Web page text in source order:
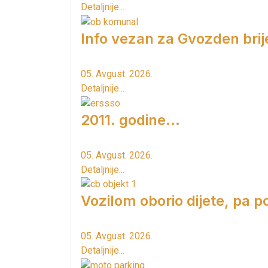
Detaljnije...
Info vezan za Gvozden
05. Avgust. 2026.
Detaljnije...
2011. godine...
05. Avgust. 2026.
Detaljnije...
Vozilom oborio dijete, pa
05. Avgust. 2026.
Detaljnije...